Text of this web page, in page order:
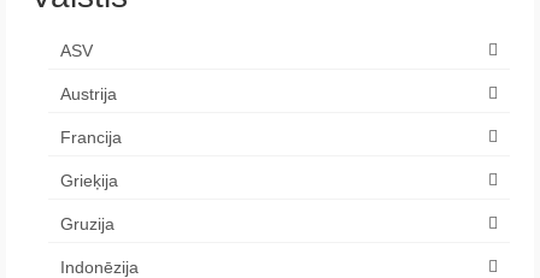
ASV
Austrija
Francija
Grieķija
Gruzija
Indonēzija